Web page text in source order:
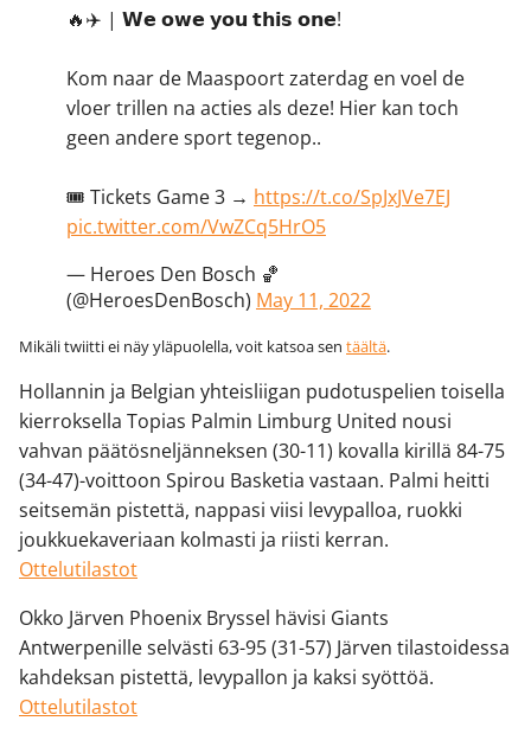
🔥✈️ | 𝗪𝗲 𝗼𝘄𝗲 𝘆𝗼𝘂 𝘁𝗵𝗶𝘀 𝗼𝗻𝗲!
Kom naar de Maaspoort zaterdag en voel de
vloer trillen na acties als deze! Hier kan toch
geen andere sport tegenop..
🎟 Tickets Game 3 → https://t.co/SpJxJVe7EJ
pic.twitter.com/VwZCq5HrO5
— Heroes Den Bosch 🏀
(@HeroesDenBosch) May 11, 2022
Mikäli twiitti ei näy yläpuolella, voit katsoa sen täältä.
Hollannin ja Belgian yhteisliigan pudotuspelien toisella
kierroksella Topias Palmin Limburg United nousi
vahvan päätösneljänneksen (30-11) kovalla kirillä 84-75
(34-47)-voittoon Spirou Basketia vastaan. Palmi heitti
seitsemän pistettä, nappasi viisi levypalloa, ruokki
joukkuekaveriaan kolmasti ja riisti kerran.
Ottelutilastot
Okko Järven Phoenix Bryssel hävisi Giants
Antwerpenille selvästi 63-95 (31-57) Järven tilastoidessa
kahdeksan pistettä, levypallon ja kaksi syöttöä.
Ottelutilastot